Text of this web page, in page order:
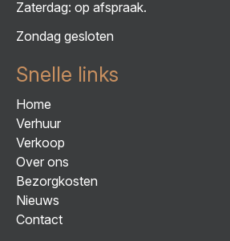
Zaterdag: op afspraak.
Zondag gesloten
Snelle links
Home
Verhuur
Verkoop
Over ons
Bezorgkosten
Nieuws
Contact